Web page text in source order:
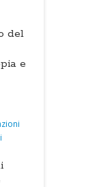
del
e